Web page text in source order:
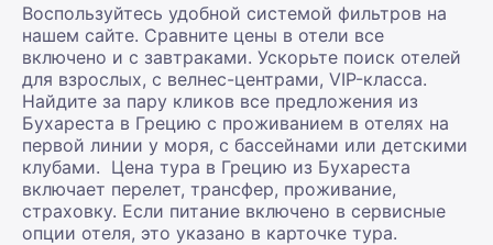
Воспользуйтесь удобной системой фильтров на
нашем сайте. Сравните цены в отели все
включено и с завтраками. Ускорьте поиск отелей
для взрослых, с велнес-центрами, VIP-класса.
Найдите за пару кликов все предложения из
Бухареста в Грецию с проживанием в отелях на
первой линии у моря, с бассейнами или детскими
клубами. Цена тура в Грецию из Бухареста
включает перелет, трансфер, проживание,
страховку. Если питание включено в сервисные
опции отеля, это указано в карточке тура.